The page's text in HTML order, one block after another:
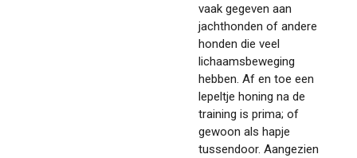
vaak gegeven aan
jachthonden of andere
honden die veel
lichaamsbeweging
hebben. Af en toe een
lepeltje honing na de
training is prima; of
gewoon als hapje
tussendoor. Aangezien